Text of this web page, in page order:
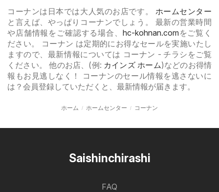
コーナンは日本では大人気のお店です。 ホームセンター
と言えば、やっぱりコーナンでしょう。 最新の営業時間
や店舗情報をご確認する場合、 hc-kohnan.comをご覧く
ださい。 コーナン は定期的にお得なセールを実施いたし
ますので、最新情報については コーナン - チラシをご覧
ください。 他のお店、(例: カインズ ホーム)などのお得情
報もお見逃しなく！ コーナンのセール情報を逃さないに
は？会員登録していただくと、最新情報が届きます。
ホーム ホームセンター コーナン
Saishinchirashi
FAQ